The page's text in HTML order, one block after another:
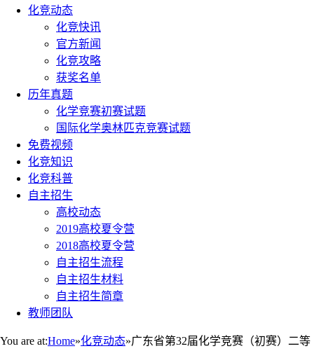
化竞动态
化竞快讯
官方新闻
化竞攻略
获奖名单
历年真题
化学竞赛初赛试题
国际化学奥林匹克竞赛试题
免费视频
化竞知识
化竞科普
自主招生
高校动态
2019高校夏令营
2018高校夏令营
自主招生流程
自主招生材料
自主招生简章
教师团队
You are at:Home»化竞动态»广东省第32届化学竞赛（初赛）二等